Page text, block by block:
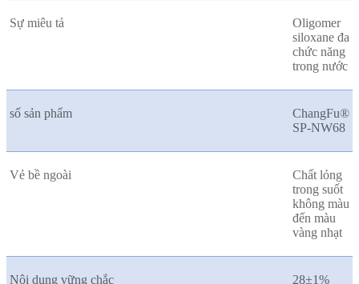
Sự miêu tả
Oligomer
siloxane đa
chức năng
trong nước
số sản phẩm
ChangFu®
SP-NW68
Vẻ bề ngoài
Chất lỏng
trong suốt
không màu
đến màu
vàng nhạt
Nội dung vững chắc 28±1%